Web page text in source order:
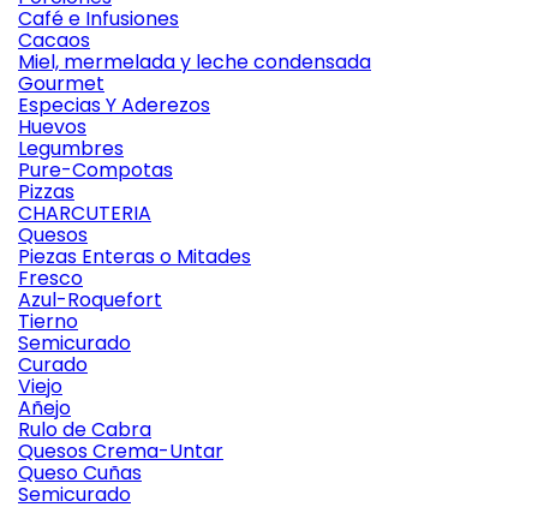
Café e Infusiones
Cacaos
Miel, mermelada y leche condensada
Gourmet
Especias Y Aderezos
Huevos
Legumbres
Pure-Compotas
Pizzas
CHARCUTERIA
Quesos
Piezas Enteras o Mitades
Fresco
Azul-Roquefort
Tierno
Semicurado
Curado
Viejo
Añejo
Rulo de Cabra
Quesos Crema-Untar
Queso Cuñas
Semicurado